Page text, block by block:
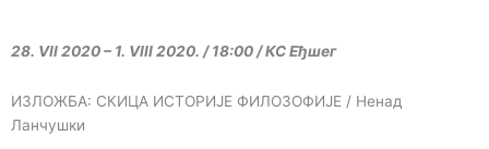
28. VII 2020 – 1. VIII 2020. / 18:00 / КС Еђшег
ИЗЛОЖБА: СКИЦА ИСТОРИЈЕ ФИЛОЗОФИЈЕ / Ненад
Ланчушки